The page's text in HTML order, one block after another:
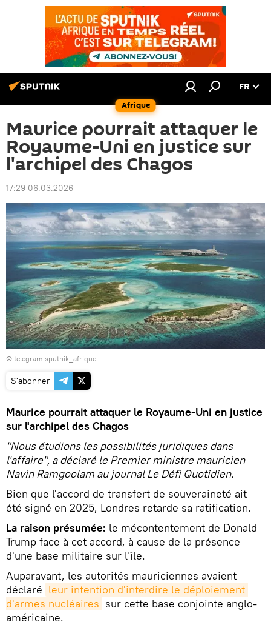
Afrique
FR
Maurice pourrait attaquer le
Royaume-Uni en justice sur
l'archipel des Chagos
17:29 06.03.2026
© telegram sputnik_afrique
S'abonner
Maurice pourrait attaquer le Royaume-Uni en justice
sur l'archipel des Chagos
"Nous étudions les possibilités juridiques dans
l'affaire", a déclaré le Premier ministre mauricien
Navin Ramgoolam au journal Le Défi Quotidien.
Bien que l'accord de transfert de souveraineté ait
été signé en 2025, Londres retarde sa ratification.
La raison présumée: le mécontentement de Donald
Trump face à cet accord, à cause de la présence
d'une base militaire sur l'île.
Auparavant, les autorités mauriciennes avaient
déclaré leur intention d'interdire le déploiement
d'armes nucléaires sur cette base conjointe anglo-
américaine.